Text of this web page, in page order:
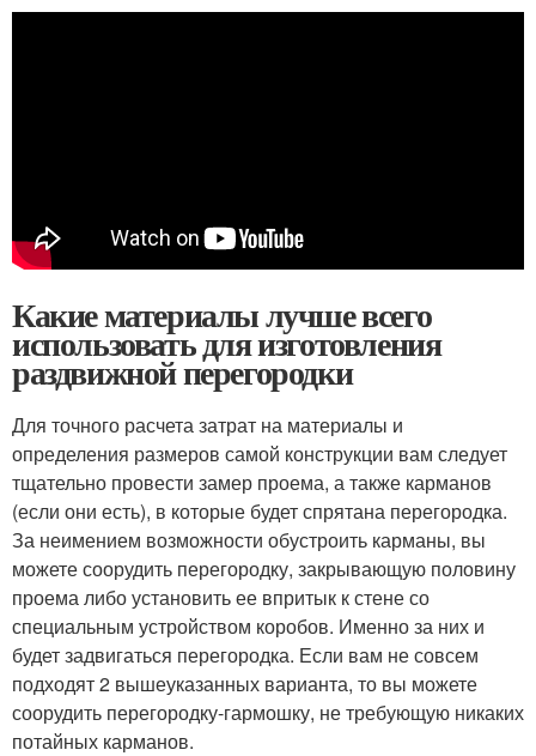
Какие материалы лучше всего
использовать для изготовления
раздвижной перегородки
Для точного расчета затрат на материалы и
определения размеров самой конструкции вам следует
тщательно провести замер проема, а также карманов
(если они есть), в которые будет спрятана перегородка.
За неимением возможности обустроить карманы, вы
можете соорудить перегородку, закрывающую половину
проема либо установить ее впритык к стене со
специальным устройством коробов. Именно за них и
будет задвигаться перегородка. Если вам не совсем
подходят 2 вышеуказанных варианта, то вы можете
соорудить перегородку-гармошку, не требующую никаких
потайных карманов.